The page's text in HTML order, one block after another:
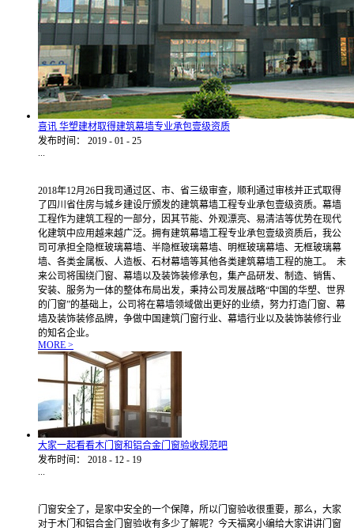
喜讯 华塑建材取得建筑幕墙专业承包壹级资质
发布时间：
2019 - 01 - 25
...
2018年12月26日我司通过区、市、省三级审查，顺利通过审核并正式取得
了四川省住房与城乡建设厅颁发的建筑幕墙工程专业承包壹级资质。幕墙
工程作为建筑工程的一部分，因其节能、外观漂亮、易清洁等优势在现代
化建筑中应用越来越广泛。拥有建筑幕墙工程专业承包壹级资质后，我公
司可承担全隐框玻璃幕墙、半隐框玻璃幕墙、明框玻璃幕墙、无框玻璃幕
墙、各类金属板、人造板、石材幕墙等其他各类建筑幕墙工程的施工。 未
来公司将围绕门窗、幕墙以及装饰装修承包，集产品研发、制造、销售、
安装、服务为一体的整体布局出发，秉持公司发展战略“中国的华塑、世界
的门窗”的基础上，公司将在幕墙领域做出更好的业绩，努力打造门窗、幕
墙及装饰装修品牌，争做中国建筑门窗行业、幕墙行业以及装饰装修行业
的知名企业。
MORE >
大家一起看看木门窗和铝合金门窗验收规范吧
发布时间：
2018 - 12 - 19
...
门窗安全了，是家中安全的一个保障，所以门窗验收很重要，那么，大家
对于木门和铝合金门窗验收有多少了解呢？今天福窝小编给大家讲讲门窗